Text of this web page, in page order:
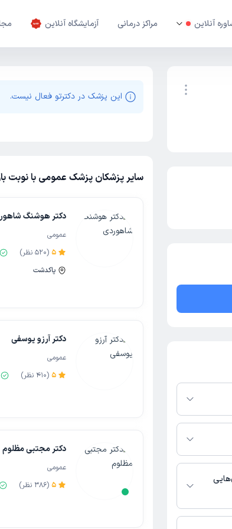
آنلاین مراکز درمانی آزمایشگاه آنلاین
این پزشک در دکترتو فعال نیست.
سایر پزشکان پزشک عمومی با نوبت
دکتر هوشنگ
عمومی
5
(
520 نظر)
پاکدشت
دکتر آرزو یوسفی
عمومی
5
(
410 نظر)
دکتر مجتبی مظلوم
عمومی
5
(
386 نظر)
دکترتو
صورت فعال بودن
پزشکی و
فعالیت